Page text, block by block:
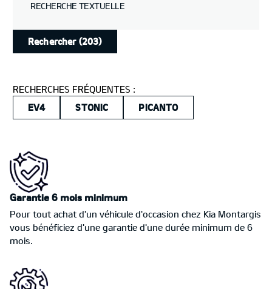
RECHERCHE TEXTUELLE
Rechercher (203)
RECHERCHES FRÉQUENTES :
EV4
STONIC PICANTO
Garantie 6 mois minimum
Pour tout achat d'un véhicule d'occasion chez Kia Montargis
vous bénéficiez d'une garantie d'une durée minimum de 6
mois.